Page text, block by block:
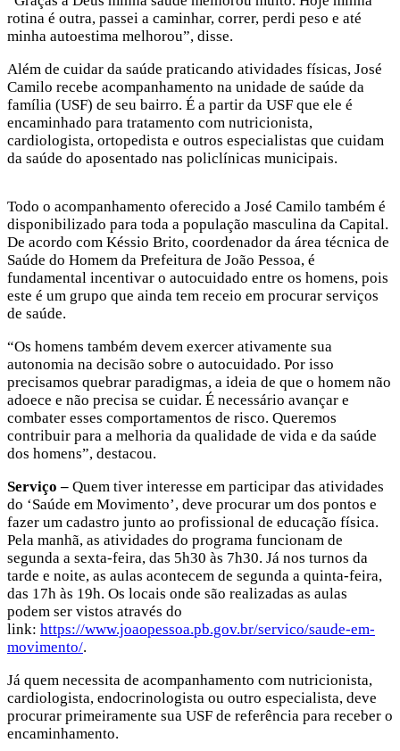
rotina é outra, passei a caminhar, correr, perdi peso e até
minha autoestima melhorou”, disse.
Além de cuidar da saúde praticando atividades físicas, José
Camilo recebe acompanhamento na unidade de saúde da
família (USF) de seu bairro. É a partir da USF que ele é
encaminhado para tratamento com nutricionista,
cardiologista, ortopedista e outros especialistas que cuidam
da saúde do aposentado nas policlínicas municipais.
Todo o acompanhamento oferecido a José Camilo também é
disponibilizado para toda a população masculina da Capital.
De acordo com Késsio Brito, coordenador da área técnica de
Saúde do Homem da Prefeitura de João Pessoa, é
fundamental incentivar o autocuidado entre os homens, pois
este é um grupo que ainda tem receio em procurar serviços
de saúde.
“Os homens também devem exercer ativamente sua
autonomia na decisão sobre o autocuidado. Por isso
precisamos quebrar paradigmas, a ideia de que o homem não
adoece e não precisa se cuidar. É necessário avançar e
combater esses comportamentos de risco. Queremos
contribuir para a melhoria da qualidade de vida e da saúde
dos homens”, destacou.
Serviço – Quem tiver interesse em participar das atividades
do ‘Saúde em Movimento’, deve procurar um dos pontos e
fazer um cadastro junto ao profissional de educação física.
Pela manhã, as atividades do programa funcionam de
segunda a sexta-feira, das 5h30 às 7h30. Já nos turnos da
tarde e noite, as aulas acontecem de segunda a quinta-feira,
das 17h às 19h. Os locais onde são realizadas as aulas
podem ser vistos através do
link: https://www.joaopessoa.pb.gov.br/servico/saude-em-
movimento/.
Já quem necessita de acompanhamento com nutricionista,
cardiologista, endocrinologista ou outro especialista, deve
procurar primeiramente sua USF de referência para receber o
encaminhamento.